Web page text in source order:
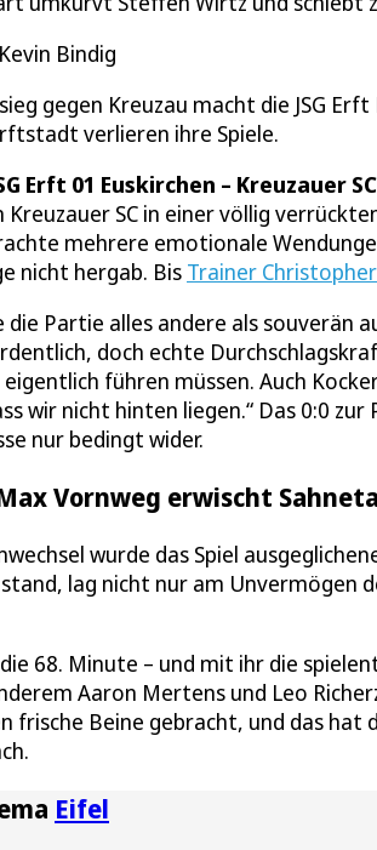
Bindig
gegen Kreuzau macht die JSG
verlieren ihre Spiele.
Erft 01 Euskirchen – Kreuzauer
SC in einer völlig
mehrere emotionale
nicht hergab. Bis Trainer
Partie alles andere als souverän
doch echte
führen müssen. Auch
wir nicht hinten liegen.“ Das 0:0
nur bedingt wider.
Vornweg erwischt
wurde das Spiel
lag nicht nur am Unvermögen
68. Minute – und mit ihr die
Aaron Mertens und Leo
frische Beine gebracht, und das
Eifel